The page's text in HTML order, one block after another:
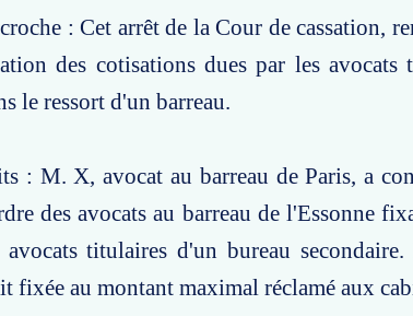
: Cet arrêt de la Cour de cassation,
des cotisations dues par les avocats
le ressort d'un barreau.
: M. X, avocat au barreau de Paris, a
des avocats au barreau de l'Essonne
avocats titulaires d'un bureau
fixée au montant maximal réclamé aux